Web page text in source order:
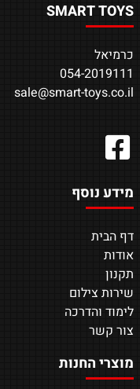
SMART TOYS
כרמיאל
054-2019111
sale@smart-toys.co.il
מידע נוסף
דף הבית
אודות
תקנון
שירות צילום
לימוד והדרכה
צור קשר
מוצרי החנות